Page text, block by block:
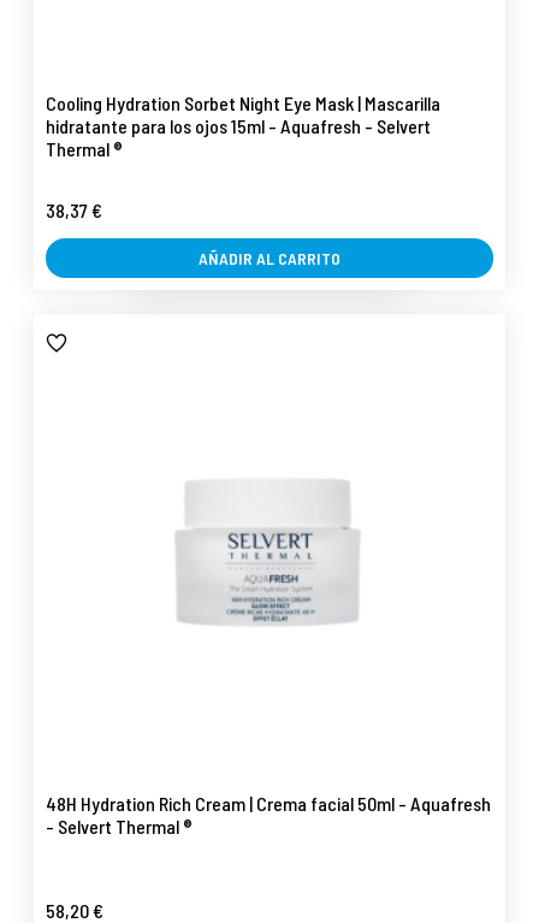
Cooling Hydration Sorbet Night Eye Mask | Mascarilla
hidratante para los ojos 15ml - Aquafresh - Selvert
Thermal ®
38,37 €
AÑADIR AL CARRITO
48H Hydration Rich Cream | Crema facial 50ml - Aquafresh
- Selvert Thermal ®
58,20 €